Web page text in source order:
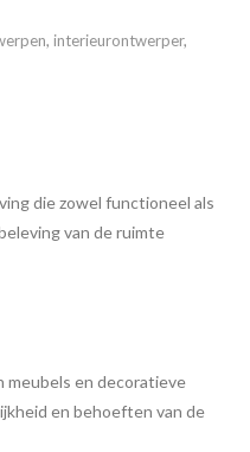
, interieurontwerper,
die zowel functioneel als
van de ruimte
meubels en decoratieve
en behoeften van de